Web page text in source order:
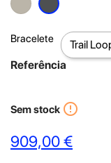
Titanium
Bracelete
Referência
Sem stock error_outline
909,00 €